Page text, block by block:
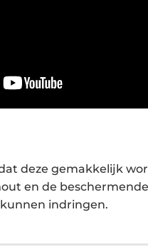
deze gemakkelijk
en de beschermende
indringen.